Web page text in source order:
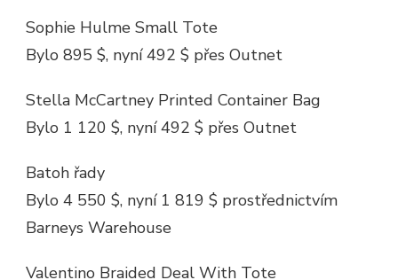
Sophie Hulme Small Tote
Bylo 895 $, nyní 492 $ přes Outnet
Stella McCartney Printed Container Bag
Bylo 1 120 $, nyní 492 $ přes Outnet
Batoh řady
Bylo 4 550 $, nyní 1 819 $ prostřednictvím
Barneys Warehouse
Valentino Braided Deal With Tote